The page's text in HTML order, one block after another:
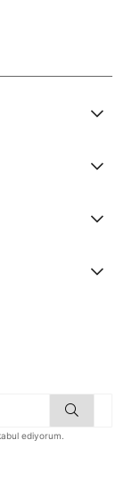
ediyorum.